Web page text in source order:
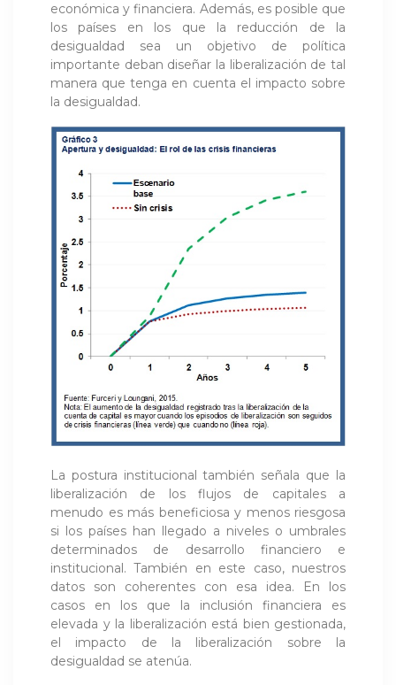
económica y financiera. Además, es posible que
los países en los que la reducción de la
desigualdad sea un objetivo de política
importante deban diseñar la liberalización de tal
manera que tenga en cuenta el impacto sobre
la desigualdad.
La postura institucional también señala que la
liberalización de los flujos de capitales a
menudo es más beneficiosa y menos riesgosa
si los países han llegado a niveles o umbrales
determinados de desarrollo financiero e
institucional. También en este caso, nuestros
datos son coherentes con esa idea. En los
casos en los que la inclusión financiera es
elevada y la liberalización está bien gestionada,
el impacto de la liberalización sobre la
desigualdad se atenúa.